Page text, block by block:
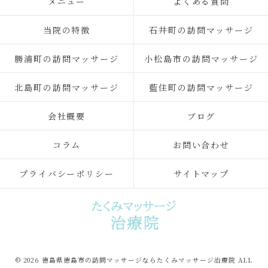
当院の特徴 石井町の訪問マッサージ
勝浦町の訪問マッサージ 小松島市の訪問マッサージ
北島町の訪問マッサージ 藍住町の訪問マッサージ
会社概要 ブログ
コラム お問い合わせ
プライバシーポリシー サイトマップ
© 2026 徳島県徳島市の訪問マッサージならたくみマッサージ治療院 ALL